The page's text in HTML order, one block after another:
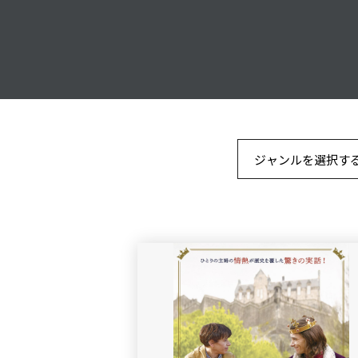
ジャンルを選択す